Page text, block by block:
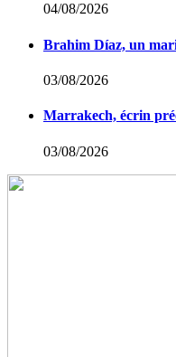
04/08/2026
Brahim Díaz, un
03/08/2026
Marrakech, écrin
03/08/2026